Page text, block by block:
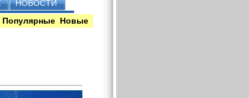
НОВОСТИ
Популярные Новые